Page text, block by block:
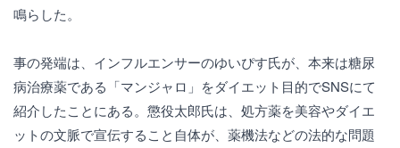
鳴らした。
事の発端は、インフルエンサーのゆいぴす氏が、本来は糖尿
病治療薬である「マンジャロ」をダイエット目的でSNSにて
紹介したことにある。懲役太郎氏は、処方薬を美容やダイエ
ットの文脈で宣伝すること自体が、薬機法などの法的な問題